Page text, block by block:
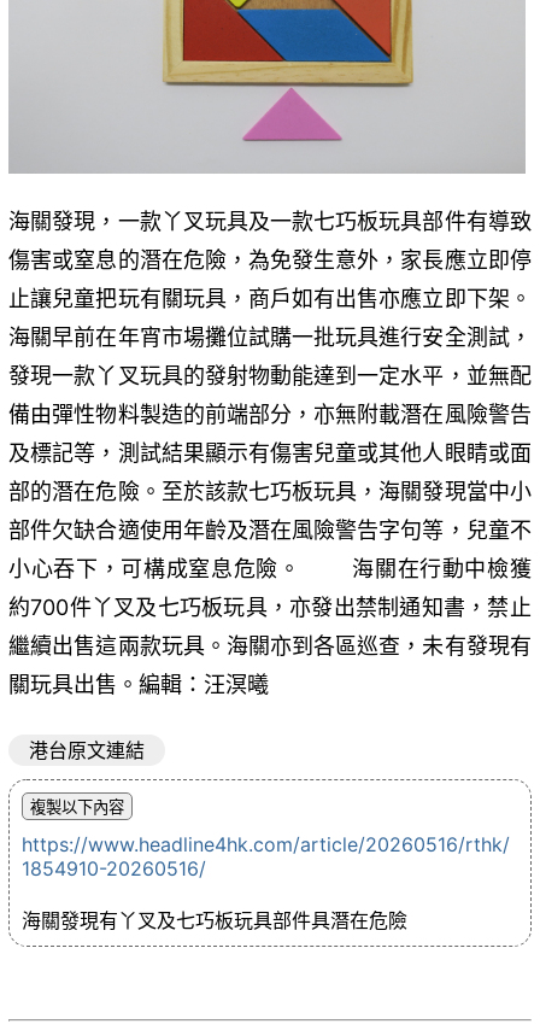
海關發現，一款丫叉玩具及一款七巧板玩具部件有導致
傷害或窒息的潛在危險，為免發生意外，家長應立即停
止讓兒童把玩有關玩具，商戶如有出售亦應立即下架。
海關早前在年宵市場攤位試購一批玩具進行安全測試，
發現一款丫叉玩具的發射物動能達到一定水平，並無配
備由彈性物料製造的前端部分，亦無附載潛在風險警告
及標記等，測試結果顯示有傷害兒童或其他人眼睛或面
部的潛在危險。至於該款七巧板玩具，海關發現當中小
部件欠缺合適使用年齡及潛在風險警告字句等，兒童不
小心吞下，可構成窒息危險。 海關在行動中檢獲
約700件丫叉及七巧板玩具，亦發出禁制通知書，禁止
繼續出售這兩款玩具。海關亦到各區巡查，未有發現有
關玩具出售。編輯：汪溟曦
港台原文連結
https://www.headline4hk.com/article/20260516/rthk/
1854910-20260516/
海關發現有丫叉及七巧板玩具部件具潛在危險